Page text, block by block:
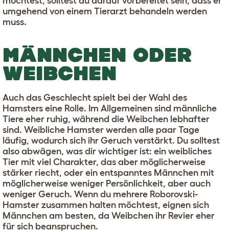
umgehend von einem Tierarzt behandeln werden
muss.
MÄNNCHEN ODER
WEIBCHEN
Auch das Geschlecht spielt bei der Wahl des
Hamsters eine Rolle. Im Allgemeinen sind männliche
Tiere eher ruhig, während die Weibchen lebhafter
sind. Weibliche Hamster werden alle paar Tage
läufig, wodurch sich ihr Geruch verstärkt. Du solltest
also abwägen, was dir wichtiger ist: ein weibliches
Tier mit viel Charakter, das aber möglicherweise
stärker riecht, oder ein entspanntes Männchen mit
möglicherweise weniger Persönlichkeit, aber auch
weniger Geruch. Wenn du mehrere Roborovski-
Hamster zusammen halten möchtest, eignen sich
Männchen am besten, da Weibchen ihr Revier eher
für sich beanspruchen.